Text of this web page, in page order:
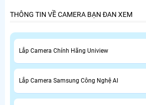
THÔNG TIN VỀ CAMERA BẠN ĐAN XEM
Lắp Camera Chính Hãng Uniview
Lắp Camera Samsung Công Nghệ AI